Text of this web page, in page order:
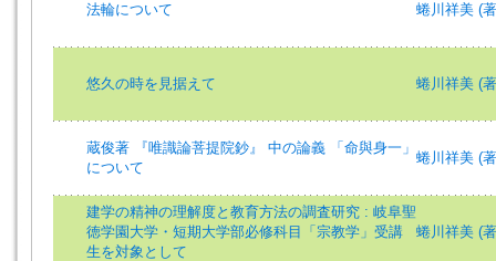
法輪について 蜷川祥美 (
悠久の時を見据えて 蜷川祥美 (
蔵俊著 『唯識論菩提院鈔』 中の論義 「命與身一」
について
蜷川祥美 (
建学の精神の理解度と教育方法の調査研究 : 岐阜聖
徳学園大学・短期大学部必修科目「宗教学」受講
生を対象として
蜷川祥美 (